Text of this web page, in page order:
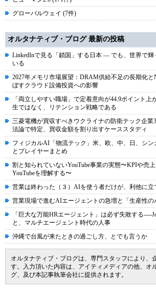
グローバルウェイ (7件)
オルタナティブ・ブログ 最新の投稿
LinkedInで見る「鎖国」する日本 ― でも、世界で輝
いる
2027年メモリ市場展望：DRAM供給不足の長期化と
ぼすクラウド設備投資への影響
「両立しやすい職場」で定着意向が44.9ポイント
生ではなく、リテンション戦略である
三菱電機が買収すべきウクライナの防衛テック企
法論で特定、買収金額を割り出すケーススタディ
フィジカルAI「物流テック」米、欧、中、日、シ
とプレイヤーまとめ
割と知られていないYouTube事業の実態〜KPIや売
YouTubeを理解する〜
営業は終わった（３）AIを使う者だけが、利他に立
営業現場で進むAIエージェントの急増と「生産性
「巨大な万能HRエージェント」は必ず失敗する----
と、マルチエージェント時代の人事
沖縄で台風が来たときの過ごし方、とでも言うか
オルタナティブ・ブログは、専門スタッフにより、
す。入力頂いた内容は、アイティメディアの他、オ
グ、及び本記事執筆会社に提供されます。